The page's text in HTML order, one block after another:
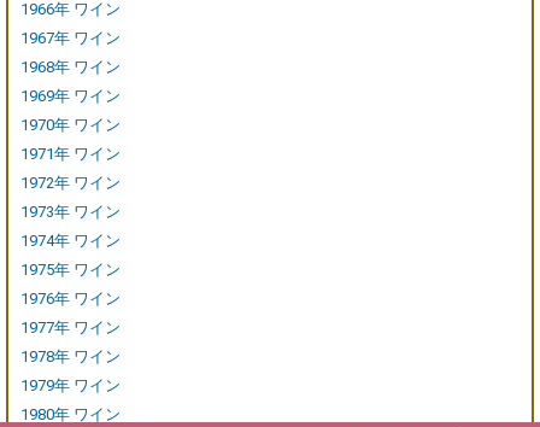
1966年 ワイン
1967年 ワイン
1968年 ワイン
1969年 ワイン
1970年 ワイン
1971年 ワイン
1972年 ワイン
1973年 ワイン
1974年 ワイン
1975年 ワイン
1976年 ワイン
1977年 ワイン
1978年 ワイン
1979年 ワイン
1980年 ワイン